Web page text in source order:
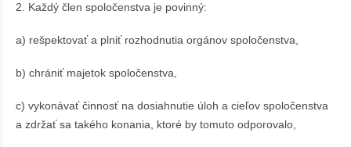
2. Každý člen spoločenstva je povinný:
a) rešpektovať a plniť rozhodnutia orgánov spoločenstva,
b) chrániť majetok spoločenstva,
c) vykonávať činnosť na dosiahnutie úloh a cieľov spoločenstva
a zdržať sa takého konania, ktoré by tomuto odporovalo,